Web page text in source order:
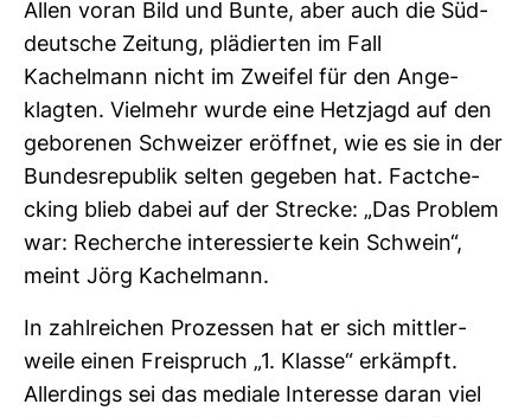
Allen voran Bild und Bunte, aber auch die Süd­
deut­sche Zei­tung, plä­dierten im Fall
Kachelmann nicht im Zweifel für den Ange­
klagten. Viel­mehr wurde eine Hetz­jagd auf den
gebo­renen Schweizer eröffnet, wie es sie in der
Bun­des­re­pu­blik selten gegeben hat. Fact­che­
cking blieb dabei auf der Strecke: „Das Pro­blem
war: Recherche inter­es­sierte kein Schwein“,
meint Jörg Kachelmann.
In zahl­rei­chen Pro­zessen hat er sich mitt­ler­
weile einen Frei­spruch „1. Klasse“ erkämpft.
Aller­dings sei das mediale Inter­esse daran viel